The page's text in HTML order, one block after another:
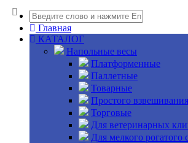
Главная
КАТАЛОГ
Напольные весы
Платформенные
Паллетные
Товарные
Простого взвешивания
Торговые
Для ветеринарных
Для мелкого рогатого